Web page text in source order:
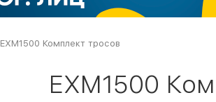
EXM1500 Комплект тросов
EXM1500